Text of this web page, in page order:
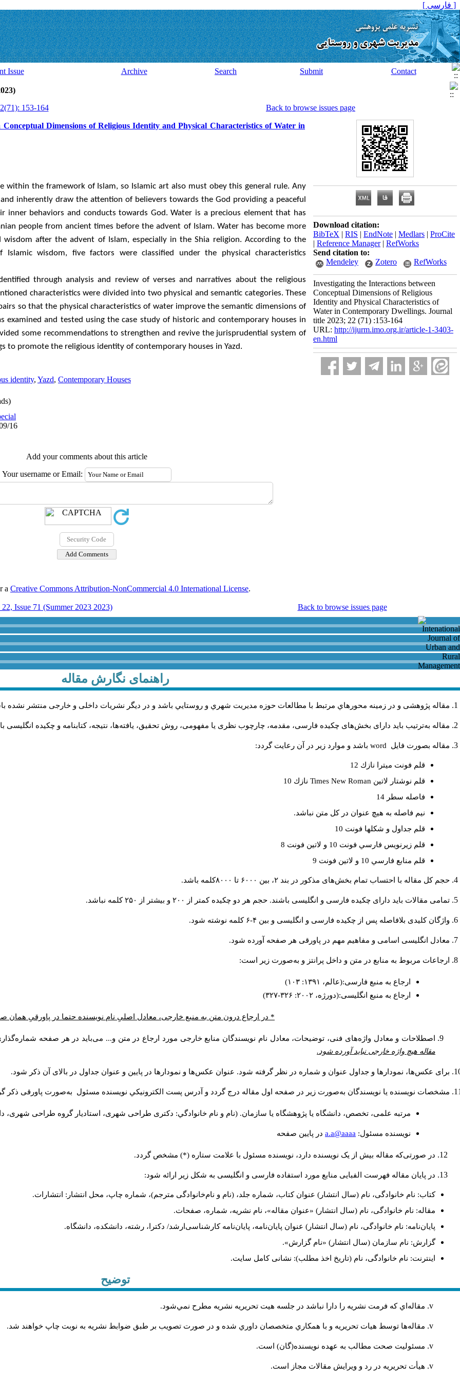
[ فارسی ]
Issue Archive Search Submit Contact
153-164
Back to browse issues page
Dimensions of Religious Identity and Physical Characteristics of Water in
within the framework of Islam, so Islamic art also must obey this general rule. Any
inherently draw the attention of believers towards the God providing a peaceful
inner behaviors and conducts towards God. Water is a precious element that has
people from ancient times before the advent of Islam. Water has become more
after the advent of Islam, especially in the Shia religion. According to the
Islamic wisdom, five factors were classified under the physical characteristics
through analysis and review of verses and narratives about the religious
characteristics were divided into two physical and semantic categories. These
so that the physical characteristics of water improve the semantic dimensions of
examined and tested using the case study of historic and contemporary houses in
some recommendations to strengthen and revive the jurisprudential system of
to promote the religious identity of contemporary houses in Yazd.
identity, Yazd, Contemporary Houses
16
Add your comments about this article
Your username or Email:
Download citation:
BibTeX | RIS | EndNote | Medlars | ProCite
| Reference Manager| RefWorks
Send citation to:
Mendeley
Zotero RefWorks
Investigating the Interactions between
Conceptual Dimensions of Religious
Identity and Physical Characteristics of
Water in Contemporary Dwellings. Journal
title 2023; 22 (71) :153-164
URL: http://ijurm.imo.org.ir/article-1-3403-
en.html
a Creative Commons Attribution-NonCommercial 4.0 International License.
Issue 71 (Summer 2023 2023) Back to browse issues page
راهنمای نگارش مقاله
مقاله پژوهشی و در زمینه محورهاي مرتبط با مطالعات حوزه مديريت شهري و روستايي باشد و در دیگر نشریات داخلی و خارجی منتشر نشده
مقاله به‌ترتیب باید دارای بخش‌های چکیده فارسی، مقدمه، چارچوب نظری یا مفهومی، روش تحقیق، یافته‌ها، نتیجه، کتابنامه و چکیده انگلیسی
مقاله بصورت فايل word باشد و موارد زير در آن رعايت گردد:
قلم فونت ميترا نازك 12
قلم نوشتار لاتين Times New Roman نازك 10
فاصله سطر 14
نيم فاصله به هيچ عنوان در كل متن نباشد.
قلم جداول و شكلها فونت 10
قلم زيرنويس فارسي فونت 10 و لاتين فونت 8
قلم منابع فارسي 10 و لاتين فونت 9
حجم کل مقاله با احتساب تمام بخش‌های مذکور در بند ۲، بین ۶۰۰۰ تا ۸۰۰۰کلمه باشد.
تمامی مقالات باید دارای چکیده فارسی و انگلیسی باشند. حجم هر دو چکیده کمتر از ۲۰۰ و بیشتر از ۲۵۰ کلمه نباشد.
واژگان کلیدی بلافاصله پس از چکیده فارسی و انگلیسی و بین ۴-۶ کلمه نوشته شود.
معادل انگلیسی اسامی و مفاهیم مهم در پاورقی هر صفحه آورده شود.
ارجاعات مربوط به منابع در متن و داخل پرانتز و به‌صورت زیر است:
ارجاع به منبع فارسی:(عالم، ۱۳۹۱: ۱۰۳)
ارجاع به منبع انگلیسی:(دورژه، ۲۰۰۲: ۳۲۶-۳۲۷)
* در ارجاع درون متن به منبع خارجی، معادل اصلیِ نام نویسنده حتما در پاورقیِ همان
اصطلاحات و معادل واژه‌های فنی، توضیحات، معادل نام نویسندگان منابع خارجی مورد ارجاع در متن و... می‌باید در هر صفحه
مقاله هیچ واژه خارجی نباید آورده شود.
برای عکس‌ها، نمودارها و جداول عنوان و شماره در نظر گرفته شود. عنوان عکس‌ها و نمودارها در پایین و عنوان جداول در بالای آن ذکر شود.
مشخصات نویسنده یا نویسندگان به‌صورت زیر در صفحه اول مقاله درج گردد و آدرس پست الكترونيكي نويسنده مسئول به‌صورت پاورقی ذکر
مرتبه علمی، تخصص، دانشگاه یا پژوهشگاه یا سازمان. (نام و نام خانوادگي: دکتری طراحی شهری، استادیار گروه طراحی شهری،
نويسنده مسئول: a.a@aaaa در پايين صفحه
در صورتی‌که مقاله بیش از یک نویسنده دارد، نویسنده مسئول با علامت ستاره (*) مشخص گردد.
در پایان مقاله فهرست الفبایی منابع مورد استفاده فارسی و انگلیسی به شکل زیر ارائه شود:
کتاب: نام خانوادگی، نام (سال انتشار) عنوان کتاب، شماره جلد، (نام و نام‌خانوادگی مترجم)، شماره چاپ، محل انتشار: انتشارات.
مقاله: نام خانوادگی، نام (سال انتشار) «عنوان مقاله»، نام نشریه، شماره، صفحات.
پایان‌نامه: نام خانوادگی، نام (سال انتشار) عنوان پایان‌نامه، پایان‌نامه کارشناسی‌ارشد/ دکترا، رشته، دانشکده، دانشگاه.
گزارش: نام سازمان (سال انتشار) «نام گزارش».
اینترنت: نام خانوادگی، نام (تاریخ اخذ مطلب): نشانی کامل سایت.
توضیح
مقاله‌اي كه فرمت نشريه را دارا نباشد در جلسه هيت تحريريه نشريه مطرح نمي‌شود.
مقاله‌ها توسط هیات تحريريه و با همکاري متخصصان داوري شده و در صورت تصويب بر طبق ضوابط نشريه به نوبت چاپ خواهند شد.
مسئوليت صحت مطالب به عهده نويسنده(گان) است.
هيأت تحريريه در رد و ويرايش مقالات مجاز است.